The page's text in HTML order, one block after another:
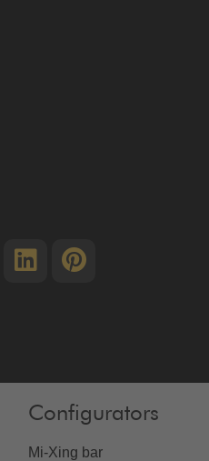
Configurators
Mi-Xing bar